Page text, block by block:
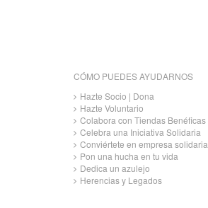
CÓMO PUEDES AYUDARNOS
Hazte Socio | Dona
Hazte Voluntario
Colabora con Tiendas Benéficas
Celebra una Iniciativa Solidaria
Conviértete en empresa solidaria
Pon una hucha en tu vida
Dedica un azulejo
Herencias y Legados